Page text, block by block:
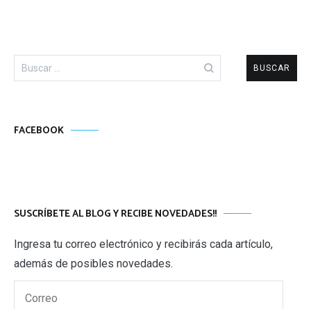
FACEBOOK
SUSCRÍBETE AL BLOG Y RECIBE NOVEDADES!!
Ingresa tu correo electrónico y recibirás cada artículo,
además de posibles novedades.